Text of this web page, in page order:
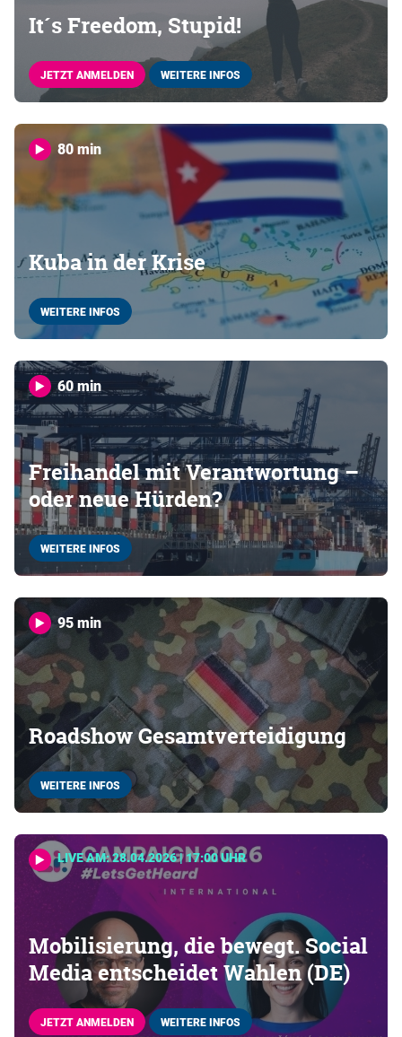
It´s Freedom, Stupid!
JETZT ANMELDEN WEITERE INFOS
80 min
Kuba in der Krise
WEITERE INFOS
60 min
Freihandel mit Verantwortung –
oder neue Hürden?
WEITERE INFOS
95 min
Roadshow Gesamtverteidigung
WEITERE INFOS
LIVE AM: 28.04.2026 | 17:00 UHR
Mobilisierung, die bewegt. Social
Media entscheidet Wahlen (DE)
JETZT ANMELDEN WEITERE INFOS